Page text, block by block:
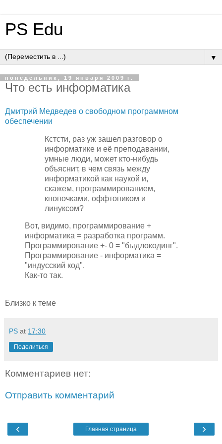
PS Edu
▼
понедельник, 19 января 2009 г.
Что есть информатика
Дмитрий Медведев о свободном программном
обеспечении
Кстсти, раз уж зашел разговор о
информатике и её преподавании,
умные люди, может кто-нибудь
объяснит, в чем связь между
информатикой как наукой и,
скажем, программированием,
кнопочками, оффтопиком и
линуксом?
Вот, видимо, программирование +
информатика = разработка программ.
Программирование +- 0 = "быдлокодинг".
Программирование - информатика =
"индусский код".
Как-то так.
Близко к теме
PS at 17:30
Поделиться
Комментариев нет:
Отправить комментарий
‹ ›
Главная страница